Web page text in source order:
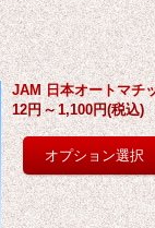
JAM 日本オートマチ
12円～1,100円(税込)